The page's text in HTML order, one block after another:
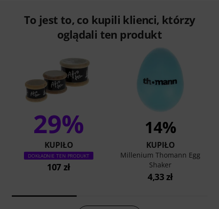
To jest to, co kupili klienci, którzy
oglądali ten produkt
29%
KUPIŁO
DOKŁADNIE TEN PRODUKT
107 zł
14%
KUPIŁO
Millenium Thomann Egg
Shaker
4,33 zł